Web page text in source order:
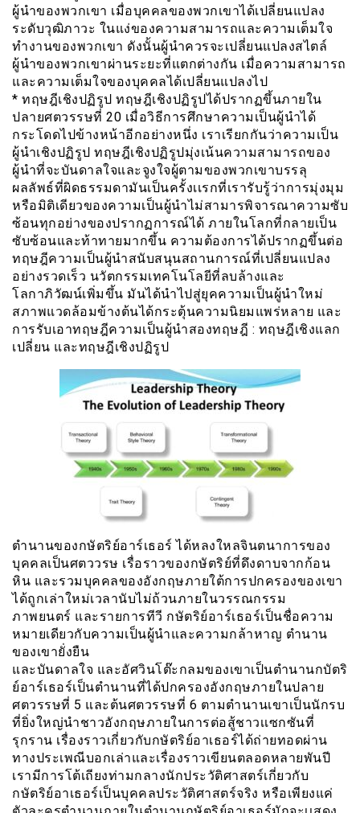
ผู้นำของพวกเขา เมื่อบุคคลของพวกเขาได้เปลี่ยนแปลง
ระดับวุฒิภาวะ ในแง่ของความสามารถและความเต็มใจ
ทำงานของพวกเขา ดังนั้นผู้นำควรจะเปลี่ยนแปลงสไตล์
ผู้นำของพวกเขาผ่านระยะที่แตกต่างกัน เมื่อความสามารถ
และความเต็มใจของบุคคลได้เปลี่ยนแปลงไป
* ทฤษฎีเชิงปฏิรูป ทฤษฎีเชิงปฏิรูปได้ปรากฏขึ้นภายใน
ปลายศตวรรษที่ 20 เมื่อวิธีการศึกษาความเป็นผู้นำได้
กระโดดไปข้างหน้าอีกอย่างหนึ่ง เราเรียกกันว่าความเป็น
ผู้นำเชิงปฏิรูป ทฤษฎีเชิงปฏิรูปมุ่งเน้นความสามารถของ
ผู้นำที่จะบันดาลใจและจูงใจผู้ตามของพวกเขาบรรลุ
ผลลัพธ์ที่ผิดธรรมดามันเป็นครั้งเเรกที่เรารับรู้ว่าการมุ่งมุม
หรือมิติเดียวของความเป็นผู้นำไม่สามารพิจารณาความซับ
ซ้อนทุกอย่างของปรากฏการณ์ได้ ภายในโลกที่กลายเป็น
ซับซ้อนและท้าทายมากขึ้น ความต้องการได้ปรากฏขึ้นต่อ
ทฤษฎีความเป็นผู้นำสนับสนุนสถานการณ์ที่เปลี่ยนแปลง
อย่างรวดเร็ว นวัตกรรมเทคโนโลยีที่ลบล้างและ
โลกาภิวัฒน์เพิ่มขึ้น มันได้นำไปสู่ยุคความเป็นผู้นำใหม่
สภาพแวดล้อมข้างต้นได้กระตุ้นความนิยมแพร่หลาย และ
การรับเอาทฤษฎีความเป็นผู้นำสองทฤษฎี : ทฤษฎีเชิงแลก
เปลี่ยน และทฤษฎีเชิงปฏิรูป
ตำนานของกษัตริย์อาร์เธอร์ ได้หลงใหลจินตนาการของ
บุคคลเป็นศตววรษ เรื่อราวของกษัตริย์ที่ดึงดาบจากก้อน
หิน และรวมบุคคลของอังกฤษภายใต้การปกครองของเขา
ได้ถูกเล่าใหม่เวลานับไม่ถ้วนภายในวรรณกรรม
ภาพยนตร์ และรายการทีวี กษัตริย์อาร์เธอร์เป็นชื่อความ
หมายเดียวกับความเป็นผู้นำและความกล้าหาญ ตำนาน
ของเขายั่งยืน
และบันดาลใจ และอัศวินโต๊ะกลมของเขาเป็นตำนานกบัตริ
ย์อาร์เธอร์เป็นตำนานที่ได้ปกครองอังกฤษภายในปลาย
ศตวรรษที่ 5 และต้นศตวรรษที่ 6 ตามตำนานเขาเป็นนักรบ
ที่ยิ่งใหญ่นำชาวอังกฤษภายในการต่อสู้ชาวเเซกซันที่
รุกราน เรื่องราวเกี่ยวกับกษัตริย์อาเธอร์ได้ถ่ายทอดผ่าน
ทางประเพณีบอกเล่าและเรื่องราวเขียนตลอดหลายพันปี
เรามีการโต้เถียงท่ามกลางนักประวัติศาสตร์เกี่ยวกับ
กษัตริย์อาเธอร์เป็นบุคคลประวัติศาสตร์จริง หรือเพียงแค่